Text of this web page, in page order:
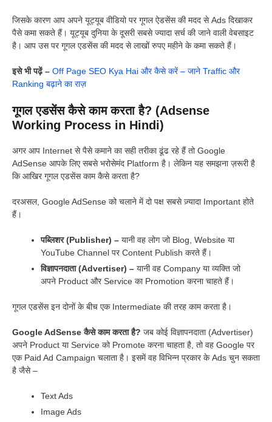
जिसके कारण आप अपने यूट्यूब वीडियो पर गूगल ऐडसेंस की मदद से Ads दिखाकर
पैसे कमा सकते हैं। यूट्यूब दुनिया के दूसरी सबसे ज्यादा सर्च की जाने वाली वेबसाइट
है। आप उस पर गूगल एडसेंस की मदद से लाखों रुपए महीने के कमा सकते हैं।
इसे भी पढ़ें – Off Page SEO Kya Hai और कैसे करें – जाने Traffic और
Ranking बढ़ाने का राज़
गूगल एडसेंस कैसे काम करता है? (Adsense
Working Process in Hindi)
अगर आप Internet से पैसे कमाने का सही तरीका ढूंढ रहे हैं तो Google
AdSense आपके लिए सबसे भरोसेमंद Platform है। लेकिन यह समझना ज़रूरी है
कि आखिर गूगल एडसेंस काम कैसे करता है?
दरअसल, Google AdSense को चलाने में दो पक्ष सबसे ज़्यादा Important होते
हैं।
पब्लिशर (Publisher) – यानी वह लोग जो Blog, Website या
YouTube Channel पर Content Publish करते हैं।
विज्ञापनदाता (Advertiser) – यानी वह Company या व्यक्ति जो
अपने Product और Service का Promotion करना चाहते हैं।
गूगल एडसेंस इन दोनों के बीच एक Intermediate की तरह काम करता है।
Google AdSense कैसे काम करता है? जब कोई विज्ञापनदाता (Advertiser)
अपने Product या Service को Promote करना चाहता है, तो वह Google पर
एक Paid Ad Campaign चलाता है। इसमें वह विभिन्न प्रकार के Ads चुन सकता
है जैसे –
Text Ads
Image Ads